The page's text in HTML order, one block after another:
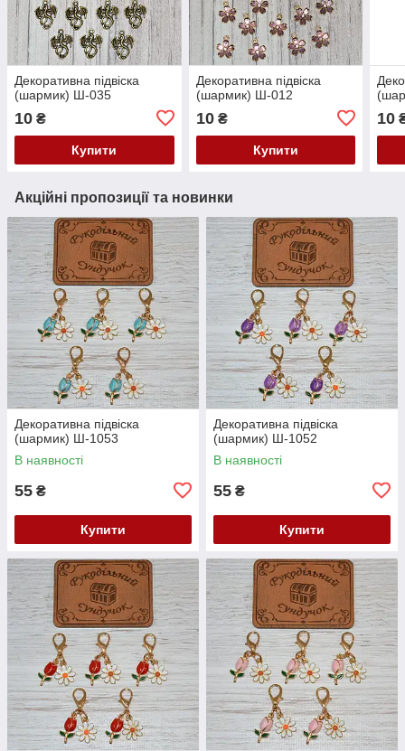
Декоративна підвіска
(шармик) Ш-035
10 ₴
Купити
Декоративна підвіска
(шармик) Ш-012
10₴
Купити
10
Акційні пропозиції та новинки
Декоративна підвіска
(шармик) Ш-1053
В наявності
55 ₴
Купити
Декоративна підвіска
(шармик) Ш-1052
В наявності
55 ₴
Купити